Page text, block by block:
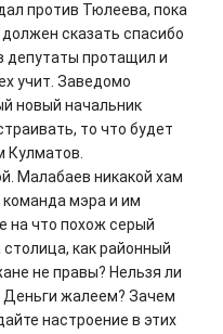
против Тюлеева, пока
сказать спасибо
депутаты протащил и
учит. Заведомо
новый начальник
то что будет
Кулматов.
Малабаев никакой хам
команда мэра и им
на что похож серый
как районный
не правы? Нельзя ли
Деньги жалеем? Зачем
настроение в этих